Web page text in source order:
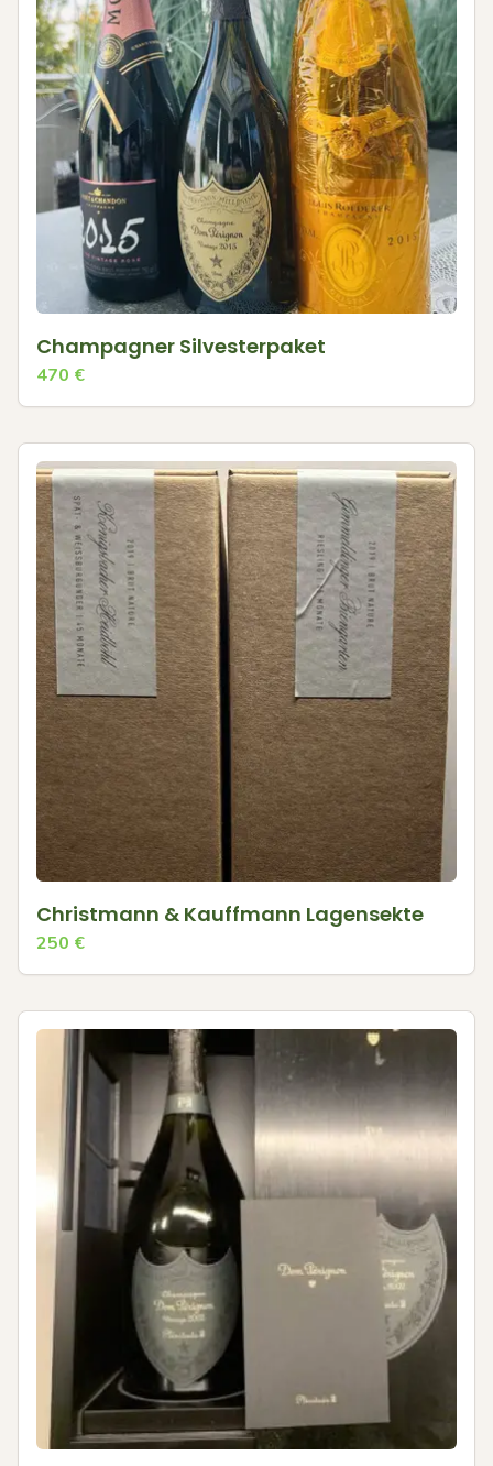
Champagner Silvesterpaket
470 €
Christmann & Kauffmann Lagensekte
250 €